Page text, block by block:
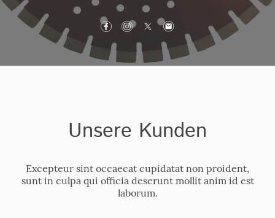
Unsere Kunden
Excepteur sint occaecat cupidatat non proident,
sunt in culpa qui officia deserunt mollit anim id est
laborum.